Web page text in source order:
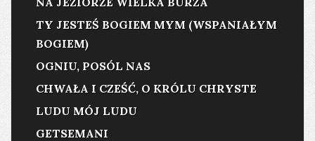
TY JESTEŚ BOGIEM MYM (WSPANIAŁYM
BOGIEM)
OGNIU, POSÓL NAS
CHWAŁA I CZEŚĆ, O KRÓLU CHRYSTE
LUDU MÓJ LUDU
GETSEMANI